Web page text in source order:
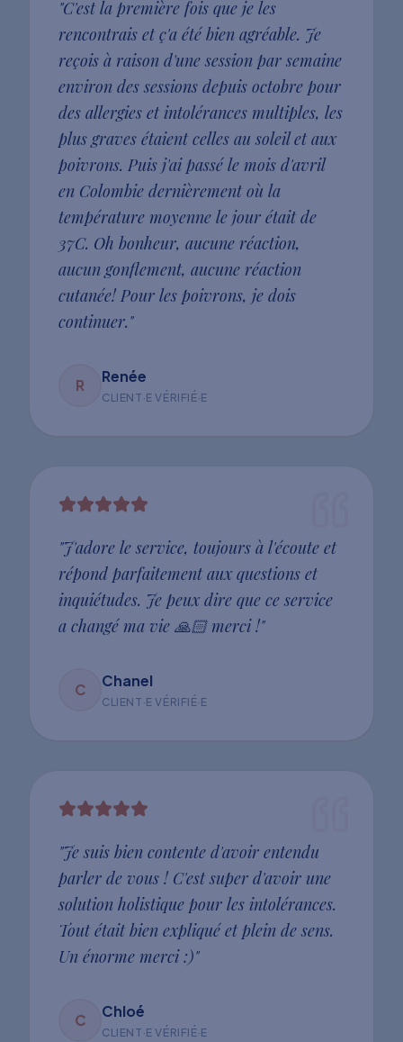
"C'est la première fois que je les
rencontrais et ç'a été bien agréable. Je
reçois à raison d'une session par semaine
environ des sessions depuis octobre pour
des allergies et intolérances multiples, les
plus graves étaient celles au soleil et aux
poivrons. Puis j'ai passé le mois d'avril
en Colombie dernièrement où la
température moyenne le jour était de
37C. Oh bonheur, aucune réaction,
aucun gonflement, aucune réaction
cutanée! Pour les poivrons, je dois
continuer."
R Renée
CLIENT·E VÉRIFIÉ·E
"J'adore le service, toujours à l'écoute et
répond parfaitement aux questions et
inquiétudes. Je peux dire que ce service
a changé ma vie 🙏🏻 merci !"
C Chanel
CLIENT·E VÉRIFIÉ·E
"Je suis bien contente d'avoir entendu
parler de vous ! C'est super d'avoir une
solution holistique pour les intolérances.
Tout était bien expliqué et plein de sens.
Un énorme merci :)"
C Chloé
CLIENT·E VÉRIFIÉ·E